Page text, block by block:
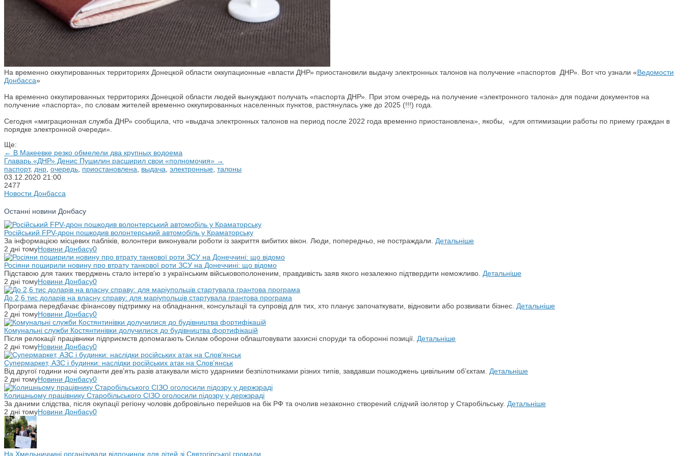
На временно оккупированных территориях Донецкой области оккупационные «власти ДНР» приостановили выдачу электронных талонов на получение «паспортов ДНР». Вот что узнали «Ведомости
Донбасса»
На временно оккупированных территориях Донецкой области людей вынуждают получать «паспорта ДНР». При этом очередь на получение «электронного талона» для подачи документов на
получение «паспорта», по словам жителей временно оккупированных населенных пунктов, растянулась уже до 2025 (!!!) года.
Сегодня «миграционная служба ДНР» сообщила, что «выдача электронных талонов на период после 2022 года временно приостановлена», якобы, «для оптимизации работы по приему граждан в
порядке электронной очереди».
Ще:
← В Макеевке резко обмелели два крупных водоема
Главарь «ДНР» Денис Пушилин расширил свои «полномочия» →
паспорт, днр очередь приостановлена выдача электронные талоны
03.12.2020 21:00
2477
Новости Донбасса
Останні новини Донбасу
Російський FPV-дрон пошкодив волонтерський автомобіль у Краматорську
За інформацією місцевих пабліків, волонтери виконували роботи із закриття вибитих вікон. Люди, попередньо, не постраждали. Детальніше
2 дні томуНовини Донбасу0
Росіяни поширили новину про втрату танкової роти ЗСУ на Донеччині: що відомо
Підставою для таких тверджень стало інтерв'ю з українським військовополоненим, правдивість заяв якого незалежно підтвердити неможливо. Детальніше
2 дні томуНовини Донбасу0
До 2,6 тис доларів на власну справу: для маріупольців стартувала грантова програма
Програма передбачає фінансову підтримку на обладнання, консультації та супровід для тих, хто планує започаткувати, відновити або розвивати бізнес. Детальніше
2 дні томуНовини Донбасу0
Комунальні служби Костянтинівки долучилися до будівництва фортифікацій
Після релокації працівники підприємств допомагають Силам оборони облаштовувати захисні споруди та оборонні позиції. Детальніше
2 дні томуНовини Донбасу0
Супермаркет, АЗС і будинки: наслідки російських атак на Слов’янськ
Від другої години ночі окупанти дев’ять разів атакували місто ударними безпілотниками різних типів, завдавши пошкоджень цивільним об’єктам. Детальніше
2 дні томуНовини Донбасу0
Колишньому працівнику Старобільського СІЗО оголосили підозру у держзраді
За даними слідства, після окупації регіону чоловік добровільно перейшов на бік РФ та очолив незаконно створений слідчий ізолятор у Старобільську. Детальніше
2 дні томуНовини Донбасу0
На Хмельниччині організували відпочинок для дітей зі Святогірської громади